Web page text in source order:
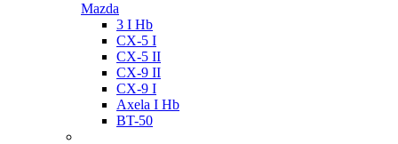
Mazda
3 I Hb
CX-5 I
CX-5 II
CX-9 II
CX-9 I
Axela I Hb
BT-50